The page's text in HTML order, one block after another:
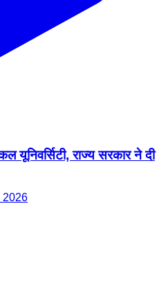
यूनिवर्सिटी, राज्य सरकार ने दी
2026